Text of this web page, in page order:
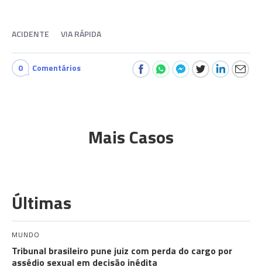
ACIDENTE VIA RÁPIDA
0 Comentários
Mais Casos
Últimas
MUNDO
Tribunal brasileiro pune juiz com perda do cargo por
assédio sexual em decisão inédita